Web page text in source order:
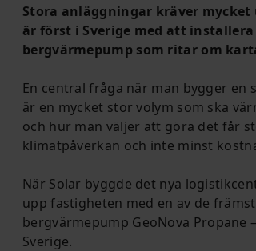
Stora anläggningar kräver
är först i Sverige med att
bergvärmepump som ritar om
En central fråga när man bygger
är en mycket stor volym som ska
och hur man väljer att göra det får
klimatpåverkan och inte minst
När Solar byggde det nya
upp fastigheten med en av de
bergvärmepump GeoNova
Sverige.